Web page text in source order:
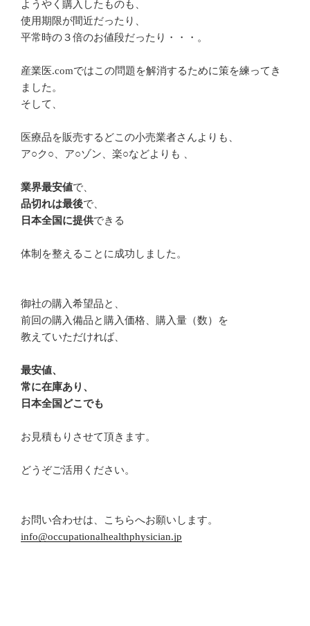
ようやく購入したものも、
使用期限が間近だったり、
平常時の３倍のお値段だったり・・・。
産業医.comではこの問題を解消するために策を練ってき
ました。
そして、
医療品を販売するどこの小売業者さんよりも、
ア○ク○、ア○ゾン、楽○などよりも 、
業界最安値で、
品切れは最後で、
日本全国に提供できる
体制を整えることに成功しました。
御社の購入希望品と、
前回の購入備品と購入価格、購入量（数）を
教えていただければ、
最安値、
常に在庫あり、
日本全国どこでも
お見積もりさせて頂きます。
どうぞご活用ください。
お問い合わせは、こちらへお願いします。
info@occupationalhealthphysician.jp